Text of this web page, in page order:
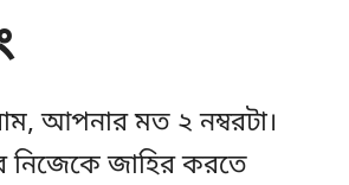
আপনার মত ২ নম্বরটা।
নিজেকে জাহির করতে